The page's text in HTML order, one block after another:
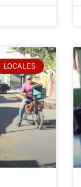
LOCALES